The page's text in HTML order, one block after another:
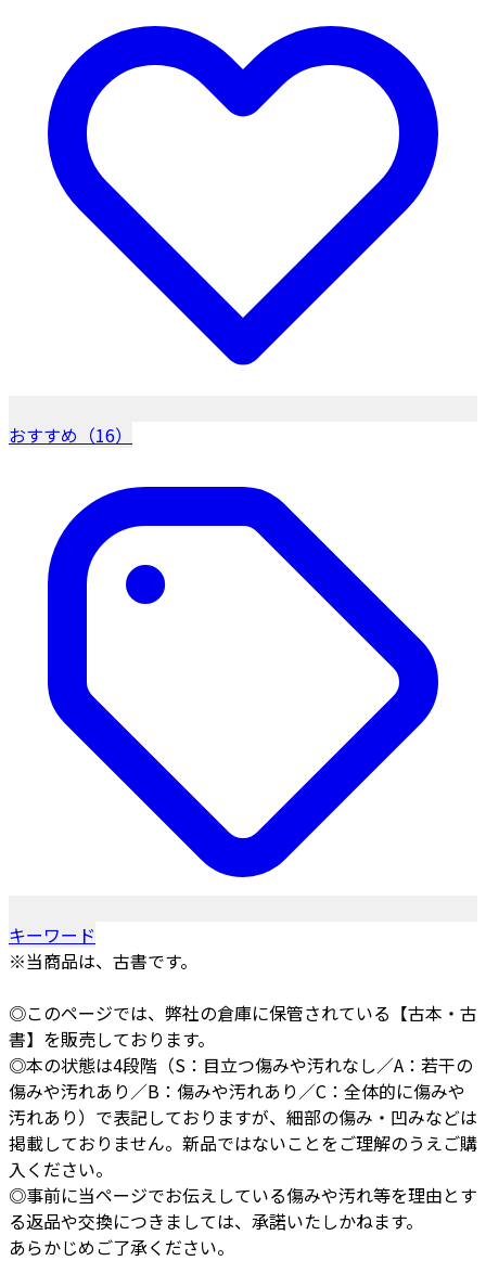
おすすめ（16）
キーワード
※当商品は、古書です。
◎このページでは、弊社の倉庫に保管されている【古本・古
書】を販売しております。
◎本の状態は4段階（S：目立つ傷みや汚れなし／A：若干の
傷みや汚れあり／B：傷みや汚れあり／C：全体的に傷みや
汚れあり）で表記しておりますが、細部の傷み・凹みなどは
掲載しておりません。新品ではないことをご理解のうえご購
入ください。
◎事前に当ページでお伝えしている傷みや汚れ等を理由とす
る返品や交換につきましては、承諾いたしかねます。
あらかじめご了承ください。